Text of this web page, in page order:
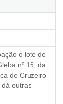
o lote de
nº 16, da
de Cruzeiro
dá outras